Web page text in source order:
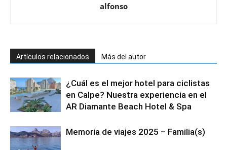
alfonso
Artículos relacionados Más del autor
¿Cuál es el mejor hotel para ciclistas
en Calpe? Nuestra experiencia en el
AR Diamante Beach Hotel & Spa
Memoria de viajes 2025 – Familia(s)